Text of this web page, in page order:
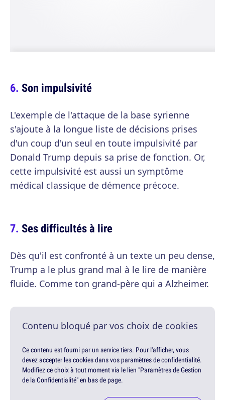
Son impulsivité
L'exemple de l'attaque de la base syrienne
s'ajoute à la longue liste de décisions prises
d'un coup d'un seul en toute impulsivité par
Donald Trump depuis sa prise de fonction. Or,
cette impulsivité est aussi un symptôme
médical classique de démence précoce.
Ses difficultés à lire
Dès qu'il est confronté à un texte un peu dense,
Trump a le plus grand mal à le lire de manière
fluide. Comme ton grand-père qui a Alzheimer.
Contenu bloqué par vos choix de cookies
Ce contenu est fourni par un service tiers. Pour l'afficher, vous
devez accepter les cookies dans vos paramètres de confidentialité.
Modifiez ce choix à tout moment via le lien "Paramètres de Gestion
de la Confidentialité" en bas de page.